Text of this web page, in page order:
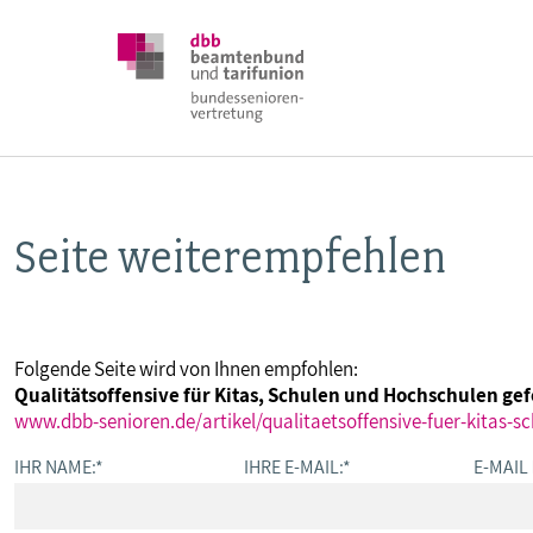
DBB SENIOREN
VERANSTALTUNGEN
Seite weiterempfehlen
Folgende Seite wird von Ihnen empfohlen:
Qualitätsoffensive für Kitas, Schulen und Hochschulen
www.dbb-senioren.de/artikel/qualitaetsoffensive-fuer-kitas-
IHR NAME:* IHRE E-MAIL:* E-MAIL